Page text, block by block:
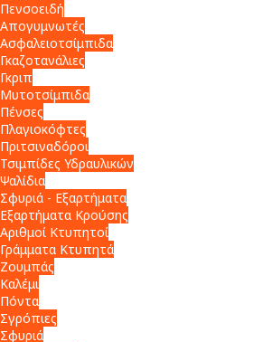
Πενσοειδή
Απογυμνωτές
Ασφαλειοτσίμπιδα
Γκαζοτανάλιες
Γκριπ
Μυτοτσίμπιδα
Πένσες
Πλαγιοκόφτες
Πριτσιναδόροι
Τσιμπίδες Υδραυλικών
Ψαλίδια
Σφυριά - Εξαρτήματα
Εξαρτήματα Κρούσης
Αριθμοί Κτυπητοί
Γράμματα Κτυπητά
Ζουμπάς
Καλέμι
Πόντα
Σγρόπιες
Σφυριά